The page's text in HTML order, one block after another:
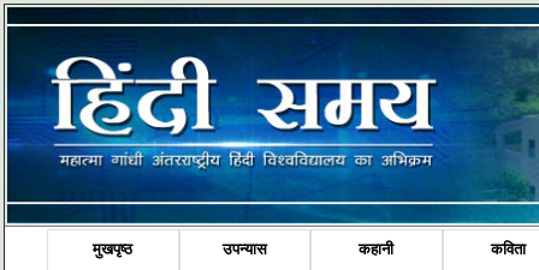
मुखपृष्ठ उपन्यास कहानी कविता